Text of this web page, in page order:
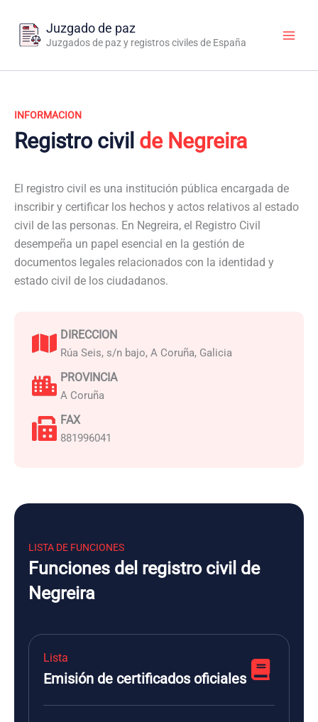
contenido
Juzgado de paz
Juzgados de paz y registros civiles de España
INFORMACION
Registro civil de Negreira
El registro civil es una institución pública encargada de
inscribir y certificar los hechos y actos relativos al estado
civil de las personas. En Negreira, el Registro Civil
desempeña un papel esencial en la gestión de
documentos legales relacionados con la identidad y
estado civil de los ciudadanos.
DIRECCION
Rúa Seis, s/n bajo, A Coruña, Galicia
PROVINCIA
A Coruña
FAX
881996041
LISTA DE FUNCIONES
Funciones del registro civil de
Negreira
Lista
Emisión de certificados oficiales